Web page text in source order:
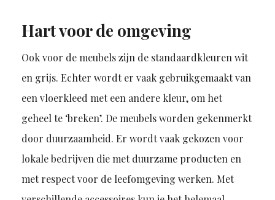
Hart voor de omgeving
Ook voor de meubels zijn de standaardkleuren wit
en grijs. Echter wordt er vaak gebruikgemaakt van
een vloerkleed met een andere kleur, om het
geheel te ‘breken’. De meubels worden gekenmerkt
door duurzaamheid. Er wordt vaak gekozen voor
lokale bedrijven die met duurzame producten en
met respect voor de leefomgeving werken. Met